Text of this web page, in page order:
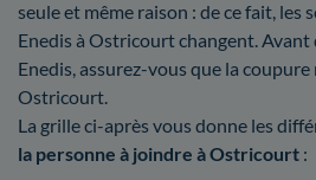
seule et même raison : de ce fait, les
Enedis à Ostricourt changent.
Enedis, assurez-vous que la coupure
Ostricourt.
La grille ci-après vous donne les
la personne à joindre à Ostricourt :